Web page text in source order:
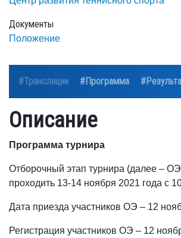
Документы
Положение
#Трансляции #Программа
Описание
Программа турнира
Отборочный этап турнира (далее –
проходить 13-14 ноября 2021 года с
Дата приезда участников ОЭ – 12
Регистрация участников ОЭ – 12